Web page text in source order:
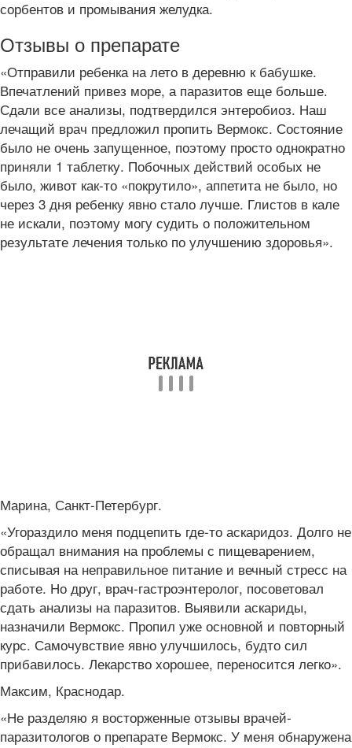
сорбентов и промывания желудка.
Отзывы о препарате
«Отправили ребенка на лето в деревню к бабушке.
Впечатлений привез море, а паразитов еще больше.
Сдали все анализы, подтвердился энтеробиоз. Наш
лечащий врач предложил пропить Вермокс. Состояние
было не очень запущенное, поэтому просто однократно
приняли 1 таблетку. Побочных действий особых не
было, живот как-то «покрутило», аппетита не было, но
через 3 дня ребенку явно стало лучше. Глистов в кале
не искали, поэтому могу судить о положительном
результате лечения только по улучшению здоровья».
Марина, Санкт-Петербург.
«Угораздило меня подцепить где-то аскаридоз. Долго не
обращал внимания на проблемы с пищеварением,
списывая на неправильное питание и вечный стресс на
работе. Но друг, врач-гастроэнтеролог, посоветовал
сдать анализы на паразитов. Выявили аскариды,
назначили Вермокс. Пропил уже основной и повторный
курс. Самочувствие явно улучшилось, будто сил
прибавилось. Лекарство хорошее, переносится легко».
Максим, Краснодар.
«Не разделяю я восторженные отзывы врачей-
паразитологов о препарате Вермокс. У меня обнаружена